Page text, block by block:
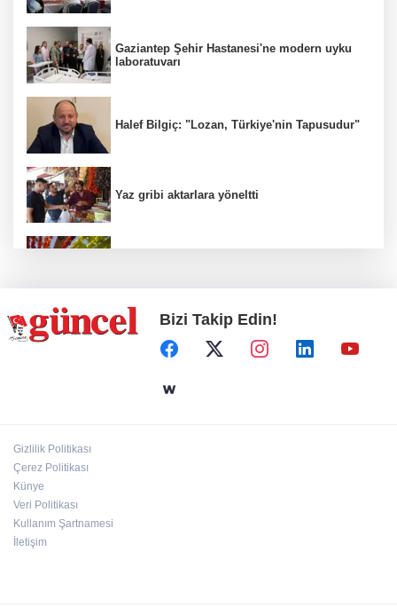
Gaziantep Şehir Hastanesi'ne modern uyku
laboratuvarı
Halef Bilgiç: "Lozan, Türkiye'nin Tapusudur"
Yaz gribi aktarlara yöneltti
Drone destekli trafik denetimi
Bizi Takip Edin!
Gizlilik Politikası
Çerez Politikası
Künye
Veri Politikası
Kullanım Şartnamesi
İletişim